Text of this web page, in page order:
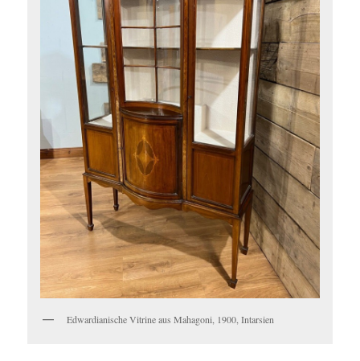
Edwardianische Vitrine aus Mahagoni, 1900, Intarsien